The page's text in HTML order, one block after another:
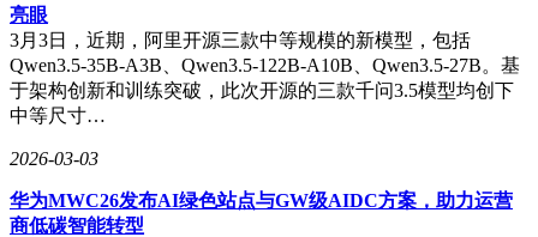
亮眼
3月3日，近期，阿里开源三款中等规模的新模型，包括
Qwen3.5-35B-A3B、Qwen3.5-122B-A10B、Qwen3.5-27B。基
于架构创新和训练突破，此次开源的三款千问3.5模型均创下
中等尺寸…
2026-03-03
华为MWC26发布AI绿色站点与GW级AIDC方案，助力运营
商低碳智能转型